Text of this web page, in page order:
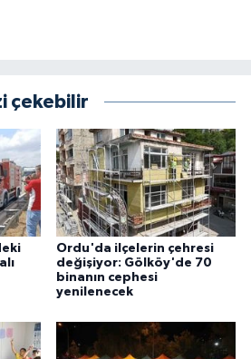
çekebilir
Ordu'da ilçelerin çehresi
değişiyor: Gölköy'de 70
binanın cephesi
yenilenecek